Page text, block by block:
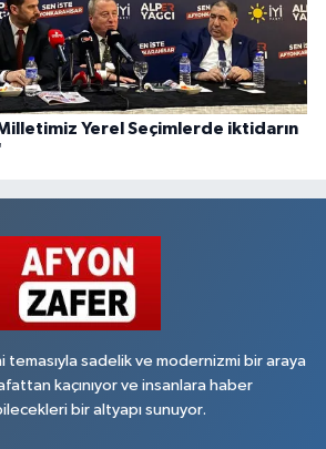
Yerel Seçimlerde iktidarın
sadelik ve modernizmi bir araya
kaçınıyor ve insanlara haber
bir altyapı sunuyor.